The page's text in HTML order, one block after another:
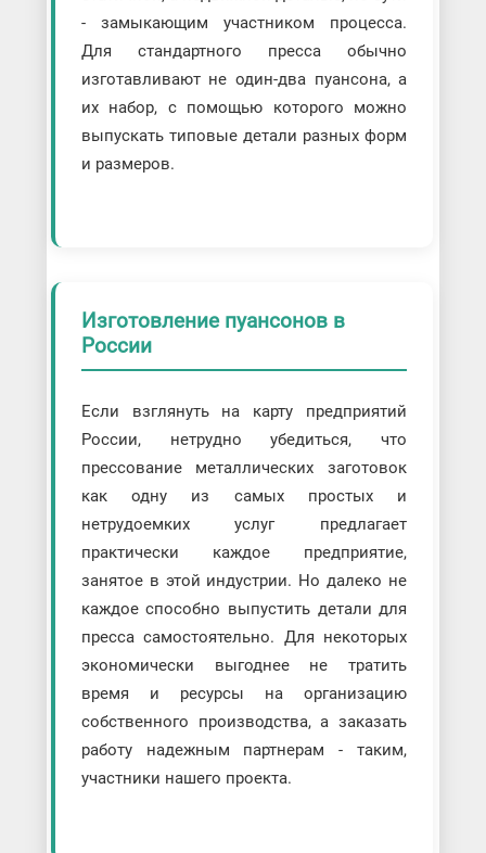
- замыкающим участником процесса.
Для стандартного пресса обычно
изготавливают не один-два пуансона, а
их набор, с помощью которого можно
выпускать типовые детали разных форм
и размеров.
Изготовление пуансонов в
России
Если взглянуть на карту предприятий
России, нетрудно убедиться, что
прессование металлических заготовок
как одну из самых простых и
нетрудоемких услуг предлагает
практически каждое предприятие,
занятое в этой индустрии. Но далеко не
каждое способно выпустить детали для
пресса самостоятельно. Для некоторых
экономически выгоднее не тратить
время и ресурсы на организацию
собственного производства, а заказать
работу надежным партнерам - таким,
участники нашего проекта.